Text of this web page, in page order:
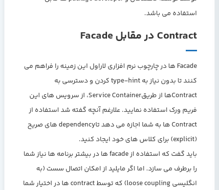
استفاده می باشد.
Contract در مقابل Facade
Facade ها در چارچوب نرم افزاری لاراول این زمینه را فراهم می
کنند تا بدون نیاز به type-hint کردن و دسترسی به
Contractها از طریقService Container، از سرویس های این
فریم ورک استفاده نمایید. علارغم آنچه گفته شد استفاده از
Contract ها به شما اجازه می دهد تاdependency های صریح
(explicit) برای کلاس های خود ایجاد کنید.
باید گفت که استفاده از facade ها در بیشتر برنامه ها نیاز شما
را برطرف می سازد. اما اگر مایلید از امکان اتصال سست (به
انگلیسی loose coupling) که توسط contract ها در اختیار شما